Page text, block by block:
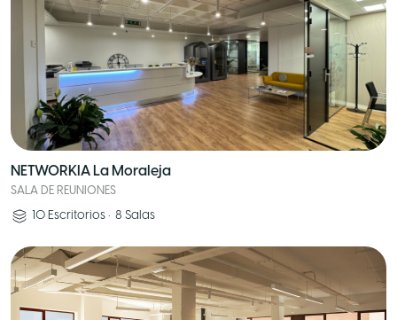
NETWORKIA La Moraleja
SALA DE REUNIONES
10 Escritorios • 8 Salas